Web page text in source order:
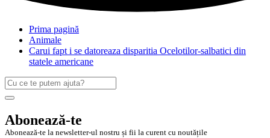
Prima pagină
Animale
Carui fapt i se datoreaza disparitia Ocelotilor-salbatici din
statele americane
Caută
după:
Search
Abonează-te
Abonează-te la newsletter-ul nostru și fii la curent cu noutățile